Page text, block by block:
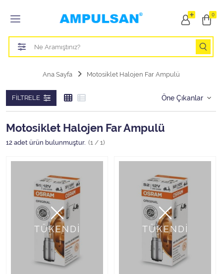
0
Tüm Kategoriler
Led Aydınlatma Ampulü
Otomobil Led Far Ampulü
Otomobil Led Park Ampulü
Otomobil Gösterge Ampulü
Halojen Off Road Rally Ampulü
Motosiklet Halojen Far Ampulü
Ana Sayfa Motosiklet Halojen Far Ampulü
FILTRELE
Motosiklet Halojen Far Ampulü
12 adet ürün bulunmuştur. (1 / 1)
TÜKENDİ TÜKENDİ